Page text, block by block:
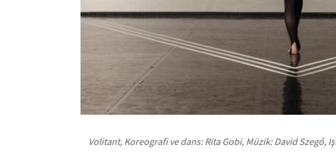
Volitant, Koreografi ve dans: Rita Gobi, Müzik: David Szegő,